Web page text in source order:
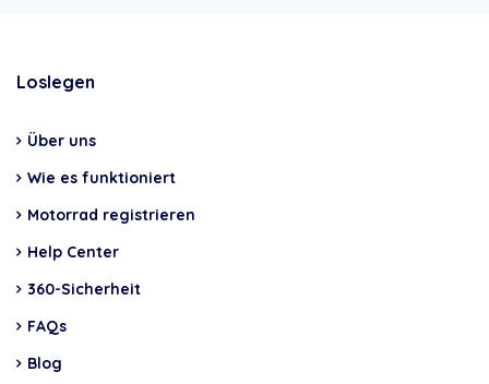
Loslegen
Über uns
Wie es funktioniert
Motorrad registrieren
Help Center
360-Sicherheit
FAQs
Blog